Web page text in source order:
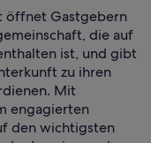
öffnet Gastgebern
die auf
ist, und gibt
zu ihren
Mit
engagierten
den wichtigsten